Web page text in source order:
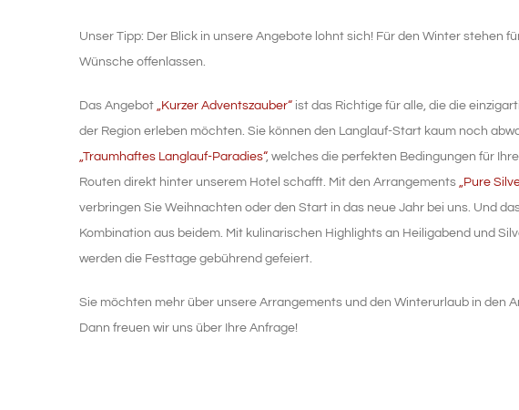
Unser Tipp: Der Blick in unsere Angebote lohnt sich! Für den Winter stehen
Wünsche offenlassen.
Das Angebot „Kurzer Adventszauber“ist das Richtige für alle, die die
der Region erleben möchten. Sie können den Langlauf-Start kaum noch
„Traumhaftes Langlauf-Paradies“, welches die perfekten Bedingungen für
Routen direkt hinter unserem Hotel schafft. Mit den Arrangements „Pure
verbringen Sie Weihnachten oder den Start in das neue Jahr bei uns. Und
Kombination aus beidem. Mit kulinarischen Highlights an Heiligabend und
werden die Festtage gebührend gefeiert.
Sie möchten mehr über unsere Arrangements und den Winterurlaub in den
Dann freuen wir uns über Ihre Anfrage!